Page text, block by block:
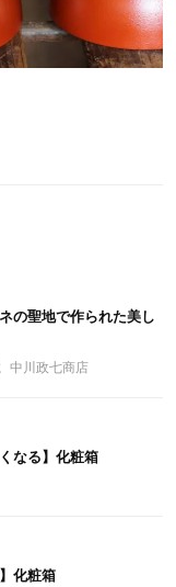
の聖地で作られた美し
中川政七商店
なる】化粧箱
化粧箱